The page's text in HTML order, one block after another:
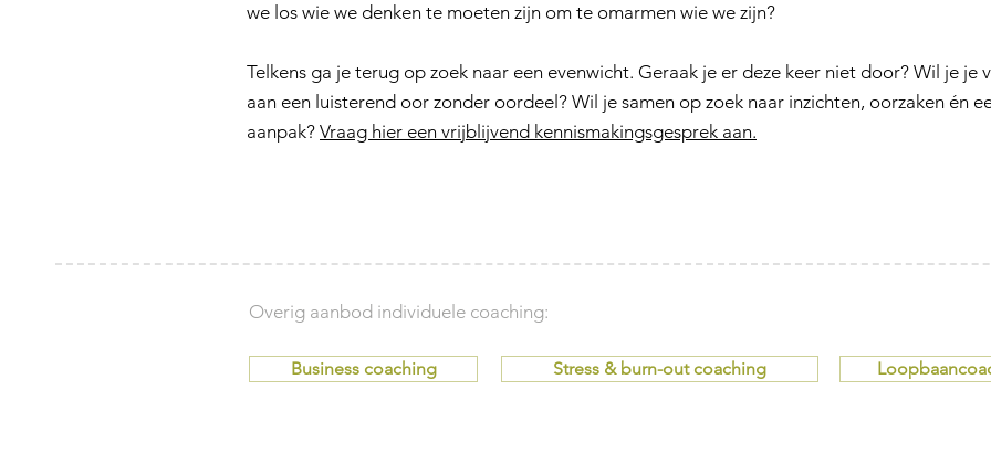
we los wie we denken te moeten zijn om te omarmen wie we zijn?
Telkens ga je terug op zoek naar een evenwicht. Geraak je er deze keer niet door? Wil je je
aan een luisterend oor zonder oordeel? Wil je samen op zoek naar inzichten, oorzaken én
aanpak? Vraag hier een vrijblijvend kennismakingsgesprek aan.
Overig aanbod individuele coaching:
Business coaching Stress & burn-out coaching